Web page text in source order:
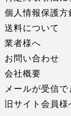
個人情報保護方
送料について
業者様へ
お問い合わせ
会社概要
メールが受信で
旧サイト会員様